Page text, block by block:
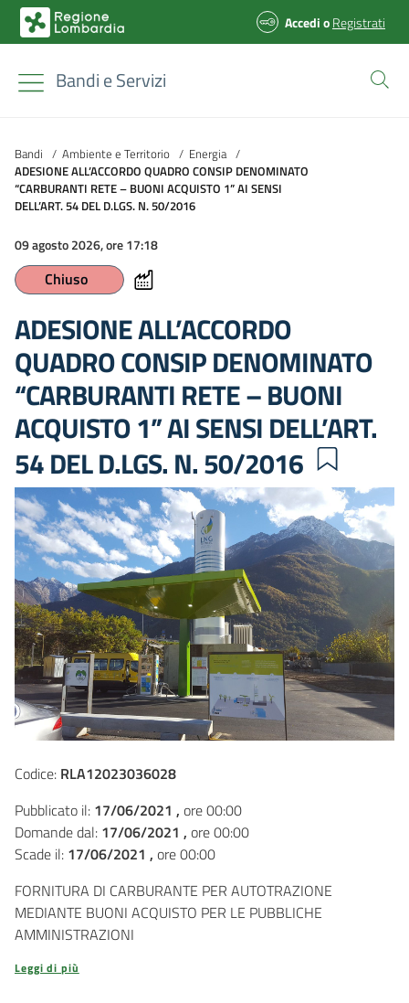
AccedioRegistrati
Bandi e Servizi
Bandi / Ambiente e Territorio / Energia /
ADESIONE ALL’ACCORDO QUADRO CONSIP DENOMINATO
“CARBURANTI RETE – BUONI ACQUISTO 1” AI SENSI
DELL’ART. 54 DEL D.LGS. N. 50/2016
09 agosto 2026, ore 17:18
Chiuso
ADESIONE ALL’ACCORDO
QUADRO CONSIP DENOMINATO
“CARBURANTI RETE – BUONI
ACQUISTO 1” AI SENSI DELL’ART.
54 DEL D.LGS. N. 50/2016
Codice: RLA12023036028
Pubblicato il: 17/06/2021 , ore 00:00
Domande dal: 17/06/2021 , ore 00:00
Scade il: 17/06/2021 , ore 00:00
FORNITURA DI CARBURANTE PER AUTOTRAZIONE
MEDIANTE BUONI ACQUISTO PER LE PUBBLICHE
AMMINISTRAZIONI
Leggi di più